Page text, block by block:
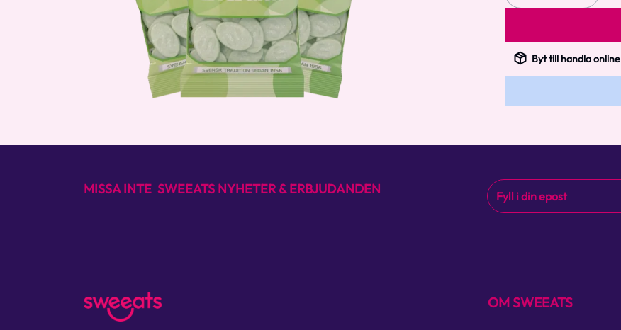
Byt till handla online
MISSA INTE SWEEATS NYHETER & ERBJUDANDEN
OM SWEEATS